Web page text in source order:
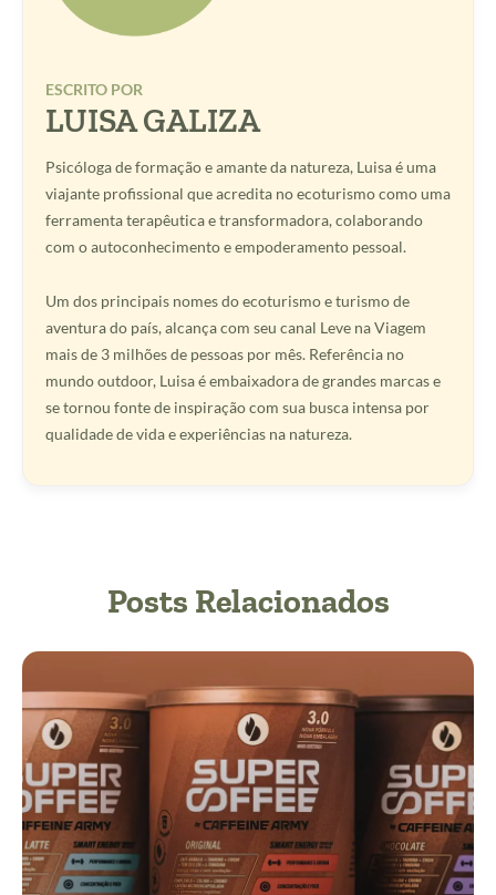
ESCRITO POR
LUISA GALIZA
Psicóloga de formação e amante da natureza, Luisa é uma
viajante profissional que acredita no ecoturismo como uma
ferramenta terapêutica e transformadora, colaborando
com o autoconhecimento e empoderamento pessoal.
Um dos principais nomes do ecoturismo e turismo de
aventura do país, alcança com seu canal Leve na Viagem
mais de 3 milhões de pessoas por mês. Referência no
mundo outdoor, Luisa é embaixadora de grandes marcas e
se tornou fonte de inspiração com sua busca intensa por
qualidade de vida e experiências na natureza.
Posts Relacionados